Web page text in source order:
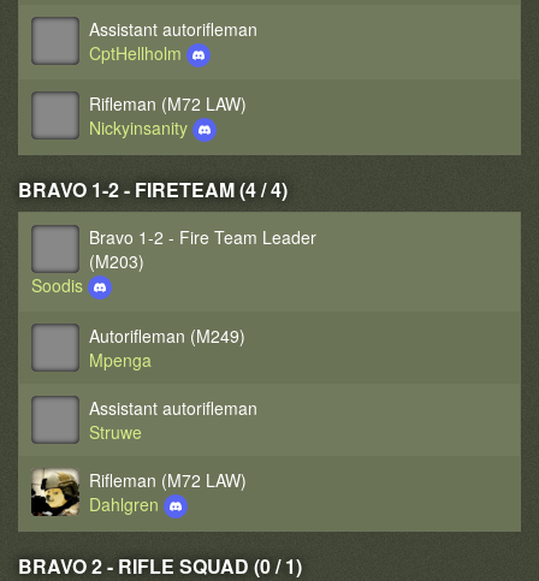
Assistant autorifleman
CptHellholm
Rifleman (M72 LAW)
Nickyinsanity
BRAVO 1-2 - FIRETEAM (4 / 4)
Bravo 1-2 - Fire Team Leader
(M203)
Soodis
Autorifleman (M249)
Mpenga
Assistant autorifleman
Struwe
Rifleman (M72 LAW)
Dahlgren
BRAVO 2 - RIFLE SQUAD (0 / 1)